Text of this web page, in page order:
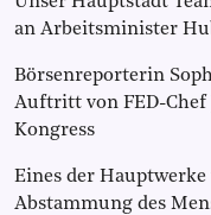
an Arbeitsminister
Börsenreporterin
Auftritt von FED-Chef
Kongress
Eines der Hauptwerke
Abstammung des